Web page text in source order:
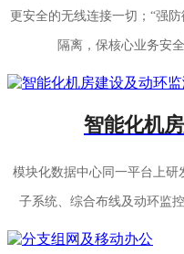
更安全的无线连接一切；“强
隔离，保核心业务安
智能化机
模块化数据中心同一平台上
子系统、综合布线及动环监